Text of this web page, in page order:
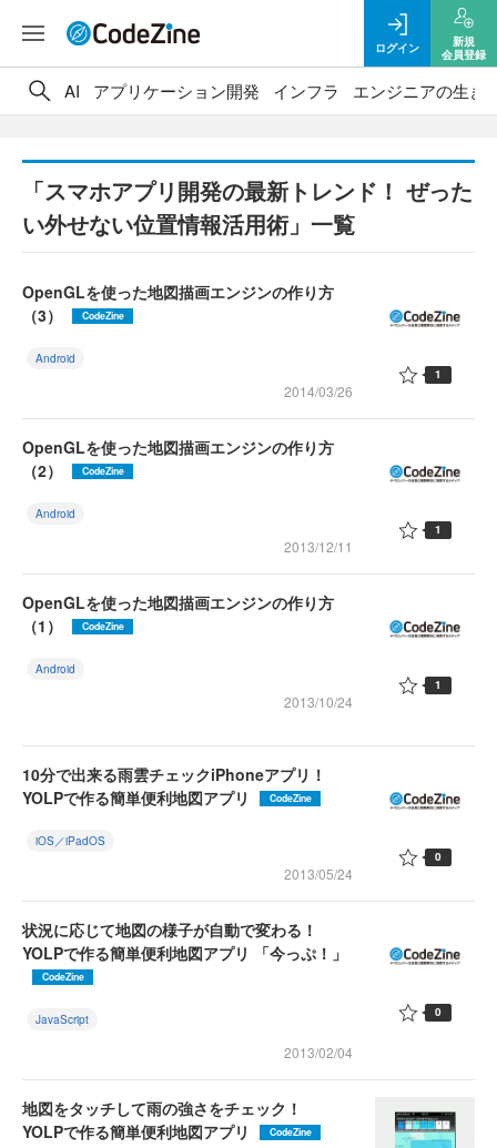
ログイン
新規
会員登録
AI アプリケーション開発 インフラ エンジニアの生き
「スマホアプリ開発の最新トレンド！ ぜった
い外せない位置情報活用術」一覧
OpenGLを使った地図描画エンジンの作り方
（3）
CodeZine
Android
2014/03/26
1
OpenGLを使った地図描画エンジンの作り方
（2）
CodeZine
Android
2013/12/11
1
OpenGLを使った地図描画エンジンの作り方
（1）
CodeZine
Android
2013/10/24
1
10分で出来る雨雲チェックiPhoneアプリ！
YOLPで作る簡単便利地図アプリ
CodeZine
iOS／iPadOS
2013/05/24
0
状況に応じて地図の様子が自動で変わる！
YOLPで作る簡単便利地図アプリ 「今っぷ！」
CodeZine
JavaScript
2013/02/04
0
地図をタッチして雨の強さをチェック！
YOLPで作る簡単便利地図アプリ
CodeZine